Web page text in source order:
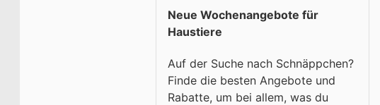
Neue Wochenangebote für
Haustiere
Auf der Suche nach Schnäppchen?
Finde die besten Angebote und
Rabatte, um bei allem, was du